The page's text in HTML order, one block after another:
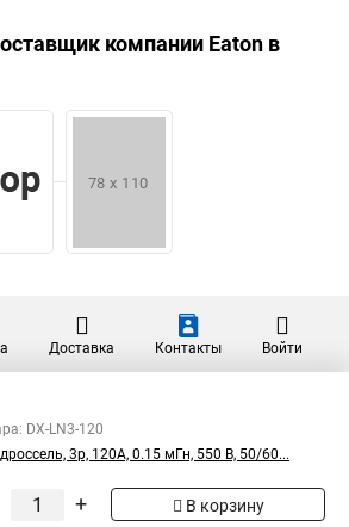
компании Eaton в
Доставка Контакты Войти
DX-LN3-120
3p, 120A, 0.15 мГн, 550 В, 50/60...
+ В корзину